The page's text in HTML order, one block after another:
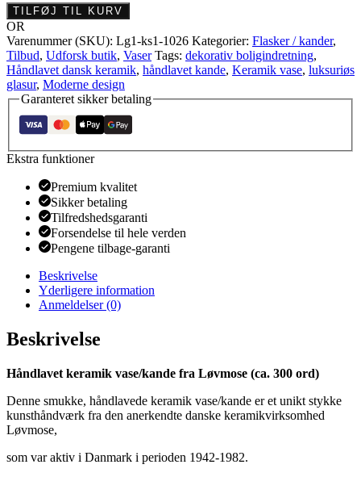
Håndlavet
keramik
vase/kande
fra
Løvmose
antal
TILFØJ TIL KURV
OR
Varenummer (SKU): Lg1-ks1-1026 Kategorier: Flasker / kander,
Tilbud, Udforsk butik, Vaser Tags: dekorativ boligindretning,
Håndlavet dansk keramik, håndlavet kande, Keramik vase, luksuriøs
glasur, Moderne design
Garanteret sikker betaling
Ekstra funktioner
Premium kvalitet
Sikker betaling
Tilfredshedsgaranti
Forsendelse til hele verden
Pengene tilbage-garanti
Beskrivelse
Yderligere information
Anmeldelser (0)
Beskrivelse
Håndlavet keramik vase/kande fra Løvmose (ca. 300 ord)
Denne smukke, håndlavede keramik vase/kande er et unikt stykke
kunsthåndværk fra den anerkendte danske keramikvirksomhed
Løvmose,
som var aktiv i Danmark i perioden 1942-1982.